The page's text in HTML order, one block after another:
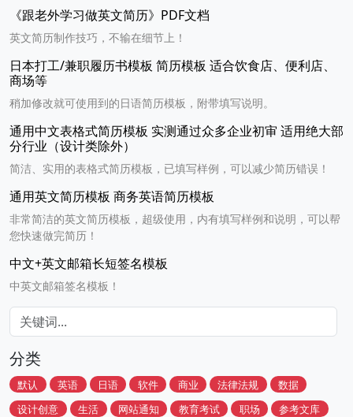
《跟老外学习做英文简历》PDF文档
英文简历制作技巧，不输在细节上！
日本打工/兼职履历书模板 简历模板 适合饮食店、便利店、
商场等
稍加修改就可使用到的日语简历模板，附带填写说明。
通用中文表格式简历模板 实测通过众多企业初审 适用绝大部
分行业（设计类除外）
简洁、实用的表格式简历模板，已填写样例，可以减少简历错误！
通用英文简历模板 商务英语简历模板
非常简洁的英文简历模板，超级使用，内有填写样例和说明，可以帮
您快速做完简历！
中文+英文邮箱长短签名模板
中英文邮箱签名模板！
分类
默认 英语 日语 软件 商业 法律法规
数据
设计创意
生活 网站通知 教育考试 职场
参考文库